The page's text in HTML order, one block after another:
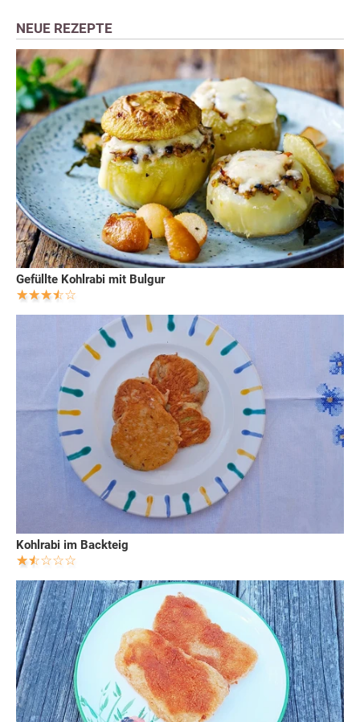
NEUE REZEPTE
Gefüllte Kohlrabi mit Bulgur
Kohlrabi im Backteig